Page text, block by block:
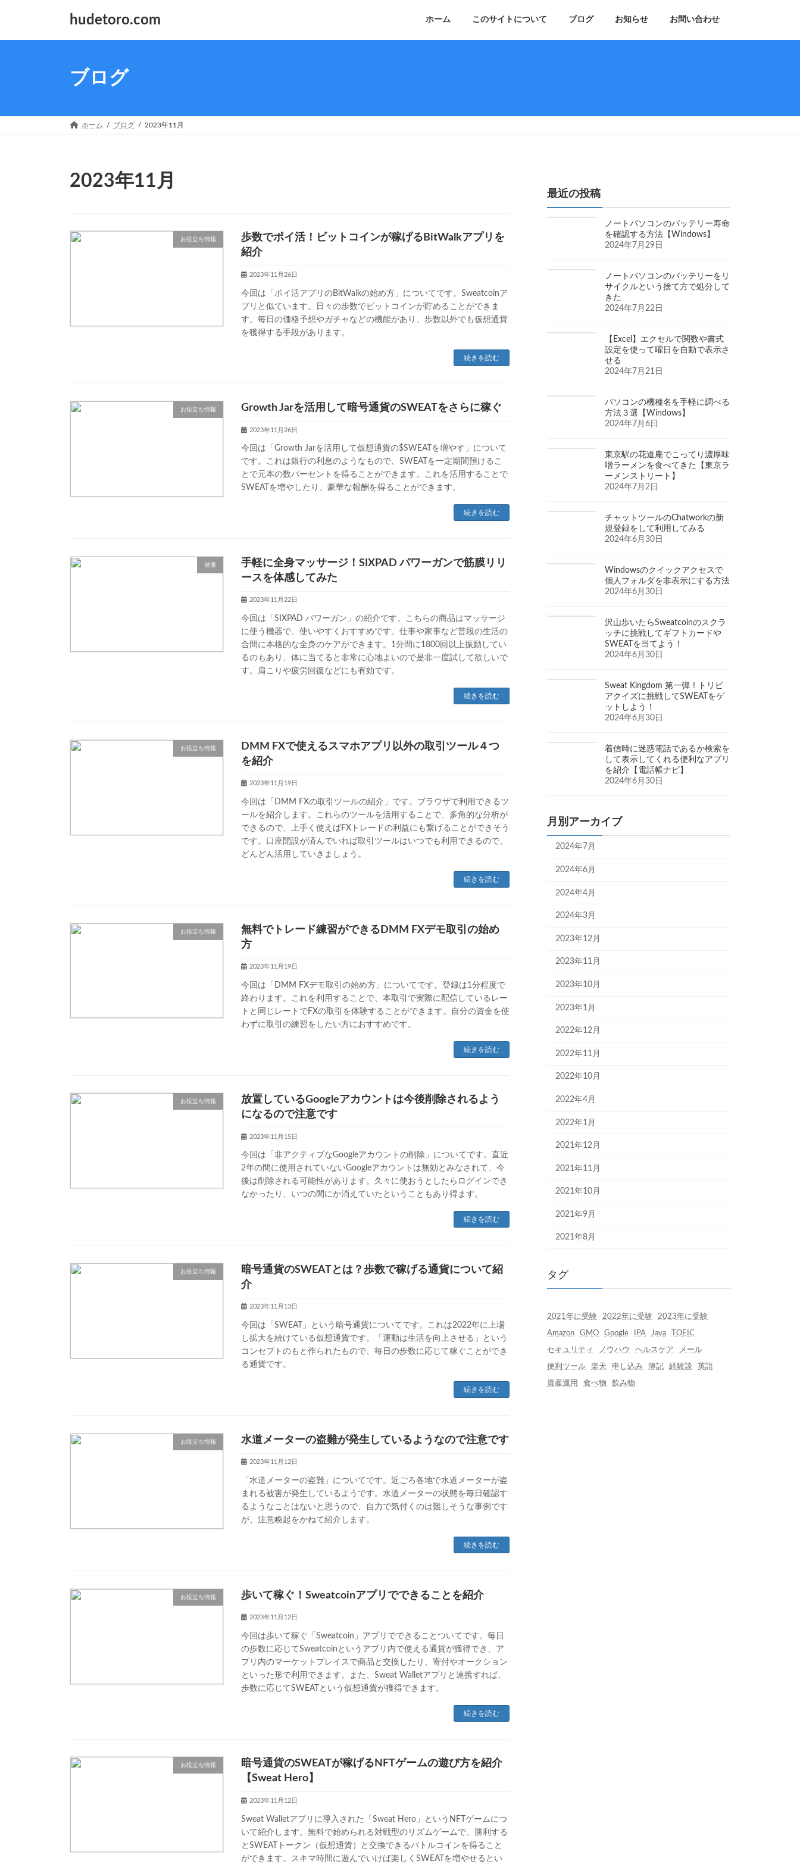
ン
プ
ー
動
hudetoro.com ホーム このサイトについて ブログ お知らせ お問い合わせ
ブログ
ホーム ブログ 2023年11月
2023年11月
お役立ち情報
歩数でポイ活！ビットコインが稼げるBitWalkアプリを
紹介
2023年11月26日
今回は「ポイ活アプリのBitWalkの始め方」についてです。Sweatcoinア
プリと似ています。日々の歩数でビットコインが貯めることができま
す。毎日の価格予想やガチャなどの機能があり、歩数以外でも仮想通貨
を獲得する手段があります。
続きを読む
お役立ち情報 Growth Jarを活用して暗号通貨のSWEATをさらに稼ぐ
2023年11月26日
今回は「Growth Jarを活用して仮想通貨の$SWEATを増やす」について
です。これは銀行の利息のようなもので、SWEATを一定期間預けるこ
とで元本の数パーセントを得ることができます。これを活用することで
SWEATを増やしたり、豪華な報酬を得ることができます。
続きを読む
健康
手軽に全身マッサージ！SIXPAD パワーガンで筋膜リリ
ースを体感してみた
2023年11月22日
今回は「SIXPAD パワーガン」の紹介です。こちらの商品はマッサージ
に使う機器で、使いやすくおすすめです。仕事や家事など普段の生活の
合間に本格的な全身のケアができます。1分間に1800回以上振動してい
るのもあり、体に当てると非常に心地よいので是非一度試して欲しいで
す。肩こりや疲労回復などにも有効です。
続きを読む
お役立ち情報
DMM FXで使えるスマホアプリ以外の取引ツール４つ
を紹介
2023年11月19日
今回は「DMM FXの取引ツールの紹介」です。ブラウザで利用できるツ
ールを紹介します。これらのツールを活用することで、多角的な分析が
できるので、上手く使えばFXトレードの利益にも繋げることができそう
です。口座開設が済んでいれば取引ツールはいつでも利用できるので、
どんどん活用していきましょう。
続きを読む
お役立ち情報
無料でトレード練習ができるDMM FXデモ取引の始め
方
2023年11月19日
今回は「DMM FXデモ取引の始め方」についてです。登録は1分程度で
終わります。これを利用することで、本取引で実際に配信しているレー
トと同じレートでFXの取引を体験することができます。自分の資金を使
わずに取引の練習をしたい方におすすめです。
続きを読む
お役立ち情報
放置しているGoogleアカウントは今後削除されるよう
になるので注意です
2023年11月15日
今回は「非アクティブなGoogleアカウントの削除」についてです。直近
2年の間に使用されていないGoogleアカウントは無効とみなされて、今
後は削除される可能性があります。久々に使おうとしたらログインでき
なかったり、いつの間にか消えていたということもあり得ます。
続きを読む
お役立ち情報
暗号通貨のSWEATとは？歩数で稼げる通貨について紹
介
2023年11月13日
今回は「SWEAT」という暗号通貨についてです。これは2022年に上場
し拡大を続けている仮想通貨です。「運動は生活を向上させる」という
コンセプトのもと作られたもので、毎日の歩数に応じて稼ぐことができ
る通貨です。
続きを読む
お役立ち情報 水道メーターの盗難が発生しているようなので注意です
2023年11月12日
「水道メーターの盗難」についてです。近ごろ各地で水道メーターが盗
まれる被害が発生しているようです。水道メーターの状態を毎日確認す
るようなことはないと思うので、自力で気付くのは難しそうな事例です
が、注意喚起をかねて紹介します。
続きを読む
お役立ち情報 歩いて稼ぐ！Sweatcoinアプリでできることを紹介
2023年11月12日
今回は歩いて稼ぐ「Sweatcoin」アプリでできることついてです。毎日
の歩数に応じてSweatcoinというアプリ内で使える通貨が獲得でき、ア
プリ内のマーケットプレイスで商品と交換したり、寄付やオークション
といった形で利用できます。また、Sweat Walletアプリと連携すれば、
歩数に応じてSWEATという仮想通貨が獲得できます。
続きを読む
お役立ち情報
暗号通貨のSWEATが稼げるNFTゲームの遊び方を紹介
【Sweat Hero】
2023年11月12日
Sweat Walletアプリに導入された「Sweat Hero」というNFTゲームにつ
いて紹介します。無料で始められる対戦型のリズムゲームで、勝利する
とSWEATトークン（仮想通貨）と交換できるバトルコインを得ること
ができます。スキマ時間に遊んでいけば楽しくSWEATを増やせるとい
最近の投稿
ノートパソコンのバッテリー寿命
を確認する方法【Windows】
2024年7月29日
ノートパソコンのバッテリーをリ
サイクルという捨て方で処分して
きた
2024年7月22日
【Excel】エクセルで関数や書式
設定を使って曜日を自動で表示さ
せる
2024年7月21日
パソコンの機種名を手軽に調べる
方法３選【Windows】
2024年7月6日
東京駅の花道庵でこってり濃厚味
噌ラーメンを食べてきた【東京ラ
ーメンストリート】
2024年7月2日
チャットツールのChatworkの新
規登録をして利用してみる
2024年6月30日
Windowsのクイックアクセスで
個人フォルダを非表示にする方法
2024年6月30日
沢山歩いたらSweatcoinのスクラ
ッチに挑戦してギフトカードや
SWEATを当てよう！
2024年6月30日
Sweat Kingdom 第一弾！トリビ
アクイズに挑戦してSWEATをゲ
ットしよう！
2024年6月30日
着信時に迷惑電話であるか検索を
して表示してくれる便利なアプリ
を紹介【電話帳ナビ】
2024年6月30日
月別アーカイブ
2024年7月
2024年6月
2024年4月
2024年3月
2023年12月
2023年11月
2023年10月
2023年1月
2022年12月
2022年11月
2022年10月
2022年4月
2022年1月
2021年12月
2021年11月
2021年10月
2021年9月
2021年8月
タグ
2021年に受験 2022年に受験
2023年に受験
Amazon
GMO Google IPA Java
TOEIC
セキュリティ
ノウハウ ヘルスケア
メール
便利ツール
楽天 申し込み 簿記 経験談
英語
資産運用
食べ物 飲み物